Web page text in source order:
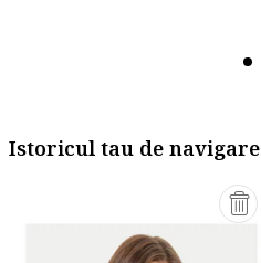
Istoricul tau de navigare